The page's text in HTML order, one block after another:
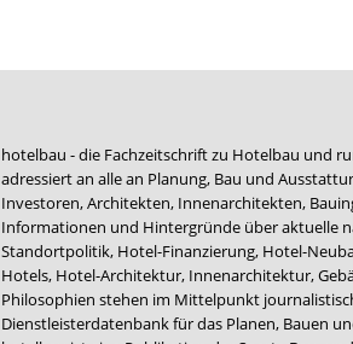
hotelbau - die Fachzeitschrift zu Hotelbau und
adressiert an alle an Planung, Bau und
Investoren, Architekten, Innenarchitekten,
Informationen und Hintergründe über aktuelle
Standortpolitik, Hotel-Finanzierung, Hotel-
Hotels, Hotel-Architektur, Innenarchitektur,
Philosophien stehen im Mittelpunkt
Dienstleisterdatenbank für das Planen, Bauen